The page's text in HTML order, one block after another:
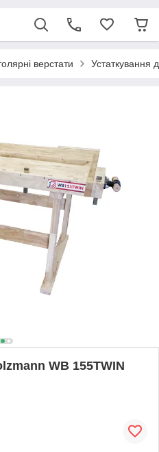
верстати Устаткування
WB 155TWIN